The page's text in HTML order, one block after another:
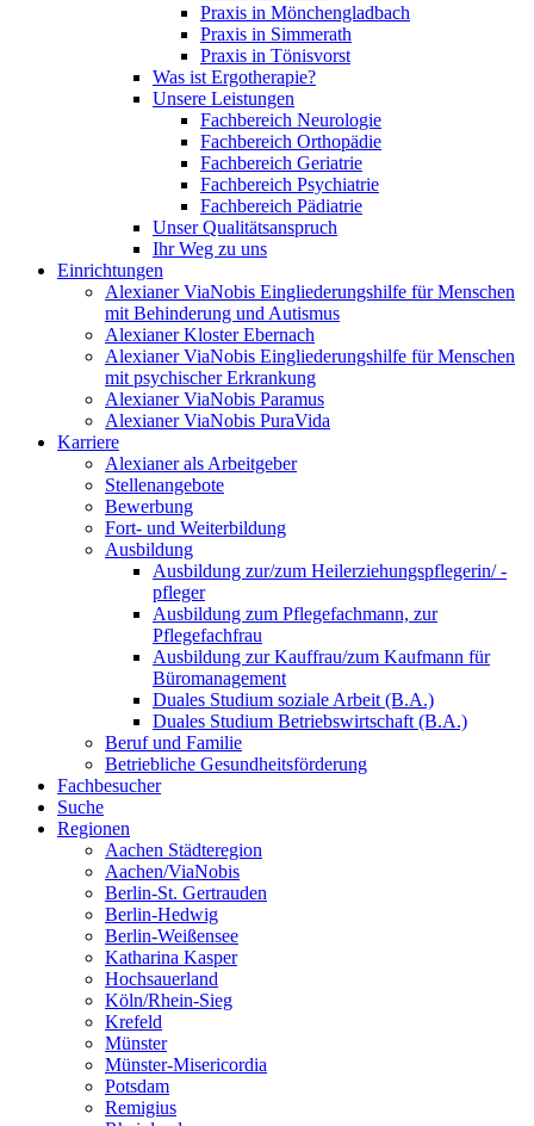
Praxis in Mönchengladbach
Praxis in Simmerath
Praxis in Tönisvorst
Was ist Ergotherapie?
Unsere Leistungen
Fachbereich Neurologie
Fachbereich Orthopädie
Fachbereich Geriatrie
Fachbereich Psychiatrie
Fachbereich Pädiatrie
Unser Qualitätsanspruch
Ihr Weg zu uns
Einrichtungen
Alexianer ViaNobis Eingliederungshilfe für Menschen
mit Behinderung und Autismus
Alexianer Kloster Ebernach
Alexianer ViaNobis Eingliederungshilfe für Menschen
mit psychischer Erkrankung
Alexianer ViaNobis Paramus
Alexianer ViaNobis PuraVida
Karriere
Alexianer als Arbeitgeber
Stellenangebote
Bewerbung
Fort- und Weiterbildung
Ausbildung
Ausbildung zur/zum Heilerziehungspflegerin/ -
pfleger
Ausbildung zum Pflegefachmann, zur
Pflegefachfrau
Ausbildung zur Kauffrau/zum Kaufmann für
Büromanagement
Duales Studium soziale Arbeit (B.A.)
Duales Studium Betriebswirtschaft (B.A.)
Beruf und Familie
Betriebliche Gesundheitsförderung
Fachbesucher
Suche
Regionen
Aachen Städteregion
Aachen/ViaNobis
Berlin-St. Gertrauden
Berlin-Hedwig
Berlin-Weißensee
Katharina Kasper
Hochsauerland
Köln/Rhein-Sieg
Krefeld
Münster
Münster-Misericordia
Potsdam
Remigius